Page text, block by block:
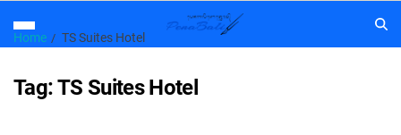
Home TS Suites Hotel
Tag:TS Suites Hotel